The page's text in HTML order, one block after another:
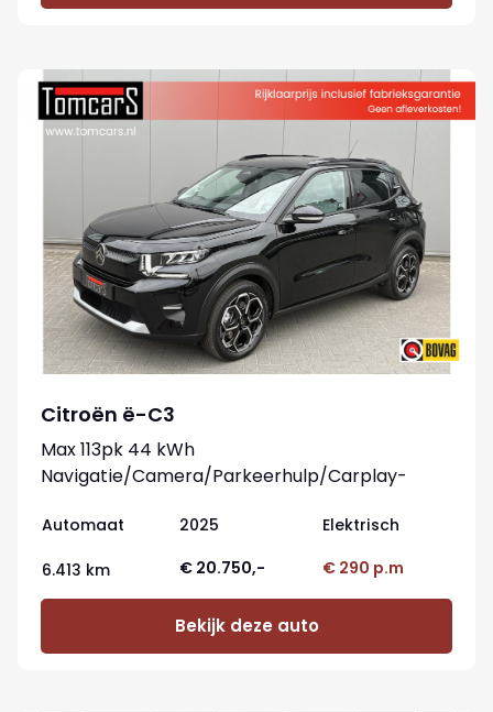
Citroën ë-C3
Max 113pk 44 kWh
Navigatie/Camera/Parkeerhulp/Carplay-
Automaat 2025 Elektrisch
6.413 km € 20.750,- € 290 p.m
Bekijk deze auto